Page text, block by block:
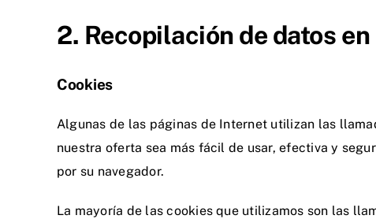
2. Recopilación de datos
Cookies
Algunas de las páginas de Internet utilizan las
nuestra oferta sea más fácil de usar, efectiva y
por su navegador.
La mayoría de las cookies que utilizamos son las